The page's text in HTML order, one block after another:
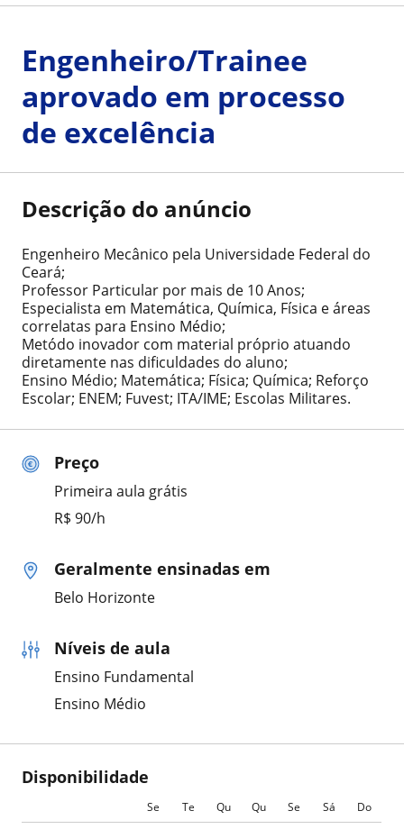
Preço
Primeira aula grátis
R$ 90/h
Geralmente ensinadas em
Belo Horizonte
Níveis de aula
Ensino Fundamental
Ensino Médio
Disponibilidade
Se Te Qu Qu Se Sá Do
Engenheiro/Trainee
aprovado em processo
de excelência
Descrição do anúncio
Engenheiro Mecânico pela Universidade Federal do
Ceará;
Professor Particular por mais de 10 Anos;
Especialista em Matemática, Química, Física e áreas
correlatas para Ensino Médio;
Metódo inovador com material próprio atuando
diretamente nas dificuldades do aluno;
Ensino Médio; Matemática; Física; Química; Reforço
Escolar; ENEM; Fuvest; ITA/IME; Escolas Militares.